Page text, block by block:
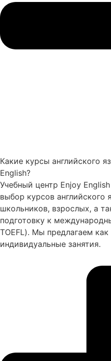
Какие курсы английского
English?
Учебный центр Enjoy
выбор курсов английского
школьников, взрослых, а
подготовку к
TOEFL). Мы предлагаем как
индивидуальные занятия.